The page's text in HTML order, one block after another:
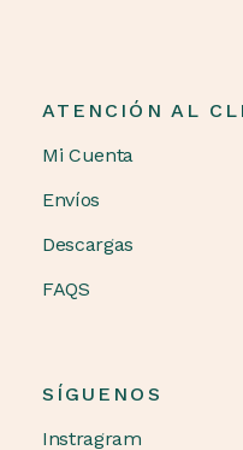
ATENCIÓN AL
Mi Cuenta
Envíos
Descargas
FAQS
SÍGUENOS
Instragram